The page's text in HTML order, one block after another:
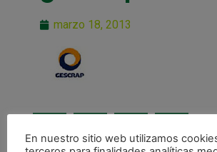
marzo 18, 2013
En nuestro sitio web utilizamos